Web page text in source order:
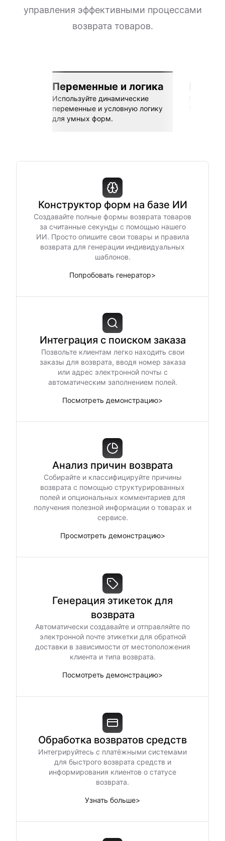
управления эффективными процессами
возврата товаров.
Переменные и логика
Используйте динамические
переменные и условную логику
для умных форм.
Конструктор форм на базе ИИ
Создавайте полные формы возврата товаров
за считанные секунды с помощью нашего
ИИ. Просто опишите свои товары и правила
возврата для генерации индивидуальных
шаблонов.
Попробовать генератор>
Интеграция с поиском заказа
Позвольте клиентам легко находить свои
заказы для возврата, вводя номер заказа
или адрес электронной почты с
автоматическим заполнением полей.
Посмотреть демонстрацию>
Анализ причин возврата
Собирайте и классифицируйте причины
возврата с помощью структурированных
полей и опциональных комментариев для
получения полезной информации о товарах и
сервисе.
Просмотреть демонстрацию>
Генерация этикеток для
возврата
Автоматически создавайте и отправляйте по
электронной почте этикетки для обратной
доставки в зависимости от местоположения
клиента и типа возврата.
Посмотреть демонстрацию>
Обработка возвратов средств
Интегрируйтесь с платёжными системами
для быстрого возврата средств и
информирования клиентов о статусе
возврата.
Узнать больше>